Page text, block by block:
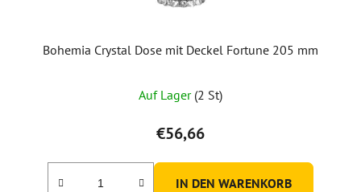
Bohemia Crystal Dose mit Deckel Fortune 205 mm
Auf Lager (2 St)
€56,66
IN DEN WARENKORB